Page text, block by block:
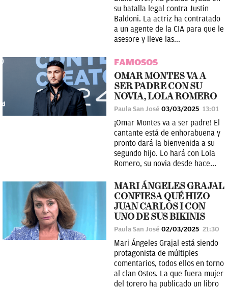
su batalla legal contra Justin
Baldoni. La actriz ha contratado
a un agente de la CIA para que le
asesore y lleve las...
FAMOSOS
OMAR MONTES VA A
SER PADRE CON SU
NOVIA, LOLA ROMERO
Paula San José 03/03/2025 13:01
¡Omar Montes va a ser padre! El
cantante está de enhorabuena y
pronto dará la bienvenida a su
segundo hijo. Lo hará con Lola
Romero, su novia desde hace...
MARI ÁNGELES GRAJAL
CONFIESA QUÉ HIZO
JUAN CARLOS I CON
UNO DE SUS BIKINIS
Paula San José 02/03/2025 21:30
Mari Ángeles Grajal está siendo
protagonista de múltiples
comentarios, todos ellos en torno
al clan Ostos. La que fuera mujer
del torero ha publicado un libro